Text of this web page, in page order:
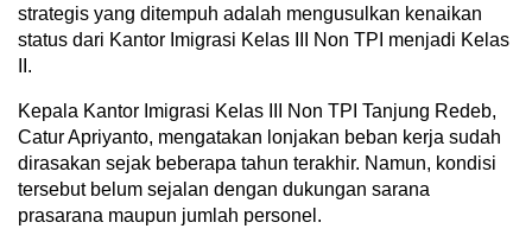
strategis yang ditempuh adalah mengusulkan kenaikan
status dari Kantor Imigrasi Kelas III Non TPI menjadi Kelas
II.
Kepala Kantor Imigrasi Kelas III Non TPI Tanjung Redeb,
Catur Apriyanto, mengatakan lonjakan beban kerja sudah
dirasakan sejak beberapa tahun terakhir. Namun, kondisi
tersebut belum sejalan dengan dukungan sarana
prasarana maupun jumlah personel.